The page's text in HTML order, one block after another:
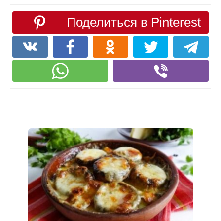
Поделиться в Pinterest